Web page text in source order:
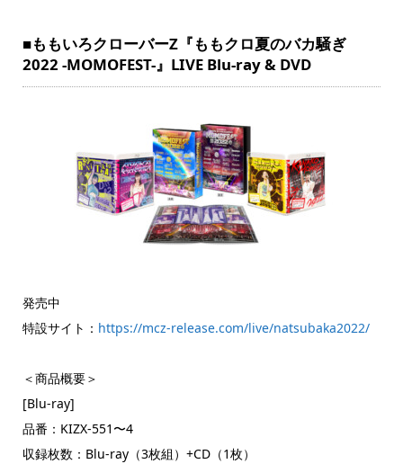
■ももいろクローバーZ『ももクロ夏のバカ騒ぎ
2022 -MOMOFEST-』LIVE Blu-ray & DVD
発売中
特設サイト： https://mcz-release.com/live/natsubaka2022/
＜商品概要＞
[Blu-ray]
品番：KIZX-551〜4
収録枚数：Blu-ray（3枚組）+CD（1枚）